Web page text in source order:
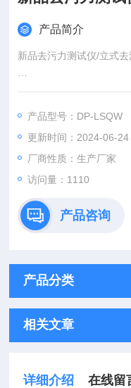
产品简介
新品去污力测试仪/立式
立式去污测定机主要用
以及生产过程中的质量
相应餐具洗涤剂去污评价
洗涤剂去污力测定和评价。
产品型号：DP-LSQW
更新时间：2024-06-24
厂商性质：生产厂家
访问量：1110
产品咨询
产品分类
相关文章
详细介绍 在线留